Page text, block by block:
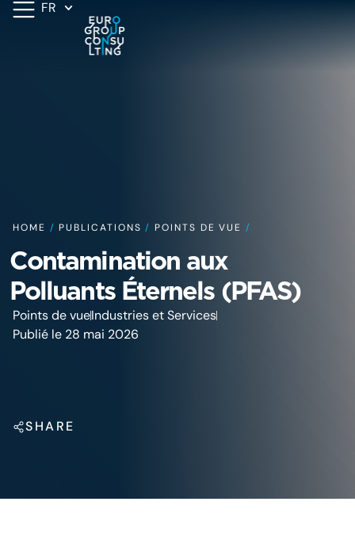
FR
HOME / PUBLICATIONS / POINTS DE VUE /
Contamination aux
Polluants Éternels (PFAS)
Points de vueIndustries et Services
Publié le 28 mai 2026
SHARE